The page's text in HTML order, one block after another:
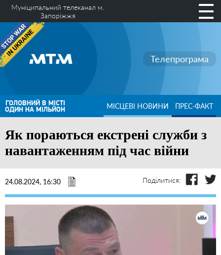
Муніципальний телеканал м.
Запоріжжя
Телепрограма
ГОЛОВНИЙ В МІСТІ
ОДИН НА МІЛЬЙОН МІСЦЕВІ НОВИНИ ПРЕС-ФАКТ
Як пораються екстрені служби з
навантаженням під час війни
24.08.2024, 16:30 Поділитися: